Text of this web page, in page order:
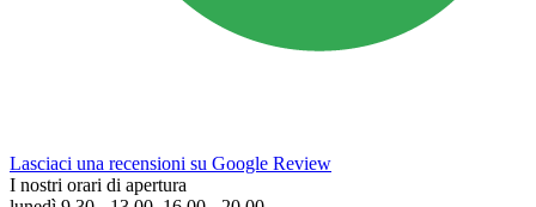
Lasciaci una recensioni su Google Review
I nostri orari di apertura